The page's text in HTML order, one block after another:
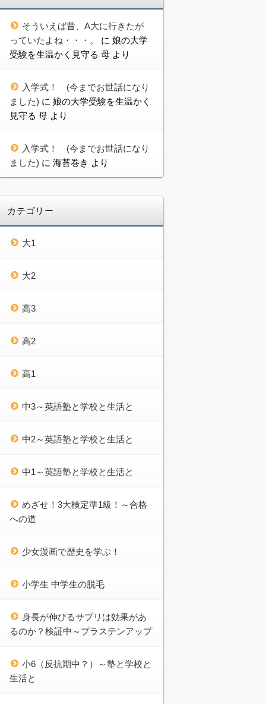
そういえば昔、A大に行きたが
っていたよね・・・。
に 娘の大学
受験を生温かく見守る 母 より
入学式！ (今までお世話になり
ました) に 娘の大学受験を生温かく
見守る 母 より
入学式！ (今までお世話になり
ました) に 海苔巻き より
カテゴリー
大1
大2
高3
高2
高1
中3～英語塾と学校と生活と
中2～英語塾と学校と生活と
中1～英語塾と学校と生活と
めざせ！3大検定準1級！～合格
への道
少女漫画で歴史を学ぶ！
小学生 中学生の脱毛
身長が伸びるサプリは効果があ
るのか？検証中～プラステンアップ
小6（反抗期中？）～塾と学校と
生活と